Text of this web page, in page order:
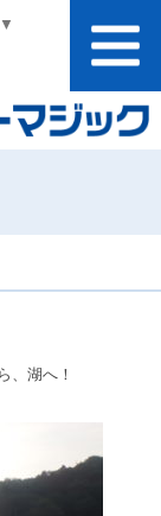
▼
、湖へ！